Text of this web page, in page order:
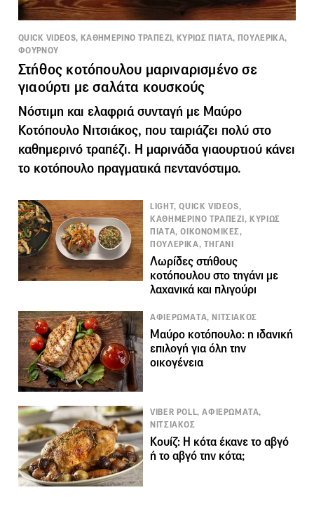
QUICK VIDEOS, ΚΑΘΗΜΕΡΙΝΟ ΤΡΑΠΕΖΙ, ΚΥΡΙΩΣ ΠΙΑΤΑ, ΠΟΥΛΕΡΙΚΑ,
ΦΟΥΡΝΟΥ
Στήθος κοτόπουλου μαριναρισμένο σε
γιαούρτι με σαλάτα κουσκούς
Νόστιμη και ελαφριά συνταγή με Μαύρο
Κοτόπουλο Νιτσιάκος, που ταιριάζει πολύ στο
καθημερινό τραπέζι. Η μαρινάδα γιαουρτιού κάνει
το κοτόπουλο πραγματικά πεντανόστιμο.
LIGHT, QUICK VIDEOS,
ΚΑΘΗΜΕΡΙΝΟ ΤΡΑΠΕΖΙ, ΚΥΡΙΩΣ
ΠΙΑΤΑ, ΟΙΚΟΝΟΜΙΚΕΣ,
ΠΟΥΛΕΡΙΚΑ, ΤΗΓΑΝΙ
Λωρίδες στήθους
κοτόπουλου στο τηγάνι με
λαχανικά και πλιγούρι
ΑΦΙΕΡΩΜΑΤΑ, ΝΙΤΣΙΑΚΟΣ
Μαύρο κοτόπουλο: η ιδανική
επιλογή για όλη την
οικογένεια
VIBER POLL, ΑΦΙΕΡΩΜΑΤΑ,
ΝΙΤΣΙΑΚΟΣ
Κουίζ: Η κότα έκανε το αβγό
ή το αβγό την κότα;